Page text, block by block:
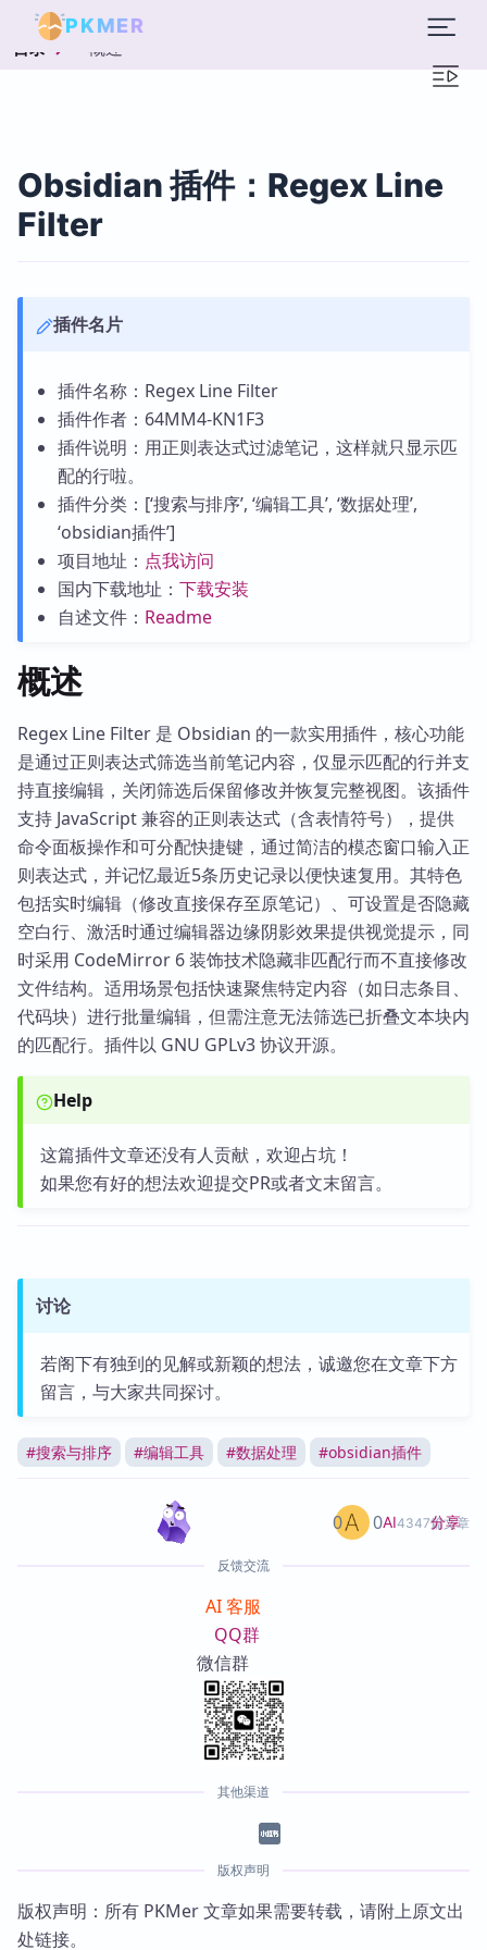
PKMER
目录 概述
Obsidian 插件：Regex Line
Filter
插件名片
插件名称：Regex Line Filter
插件作者：64MM4-KN1F3
插件说明：用正则表达式过滤笔记，这样就只显示匹
配的行啦。
插件分类：[‘搜索与排序’, ‘编辑工具’, ‘数据处理’,
‘obsidian插件’]
项目地址： 点我访问
国内下载地址： 下载安装
自述文件： Readme
概述
Regex Line Filter 是 Obsidian 的一款实用插件，核心功能
是通过正则表达式筛选当前笔记内容，仅显示匹配的行并支
持直接编辑，关闭筛选后保留修改并恢复完整视图。该插件
支持 JavaScript 兼容的正则表达式（含表情符号），提供
命令面板操作和可分配快捷键，通过简洁的模态窗口输入正
则表达式，并记忆最近5条历史记录以便快速复用。其特色
包括实时编辑（修改直接保存至原笔记）、可设置是否隐藏
空白行、激活时通过编辑器边缘阴影效果提供视觉提示，同
时采用 CodeMirror 6 装饰技术隐藏非匹配行而不直接修改
文件结构。适用场景包括快速聚焦特定内容（如日志条目、
代码块）进行批量编辑，但需注意无法筛选已折叠文本块内
的匹配行。插件以 GNU GPLv3 协议开源。
Help
这篇插件文章还没有人贡献，欢迎占坑！
如果您有好的想法欢迎提交PR或者文末留言。
讨论
若阁下有独到的见解或新颖的想法，诚邀您在文章下方
留言，与大家共同探讨。
#搜索与排序 #编辑工具 #数据处理 #obsidian插件
AI4347篇文章
0 0 分享
反馈交流
AI 客服
QQ群
微信群
其他渠道
版权声明
版权声明：所有 PKMer 文章如果需要转载，请附上原文出
处链接。